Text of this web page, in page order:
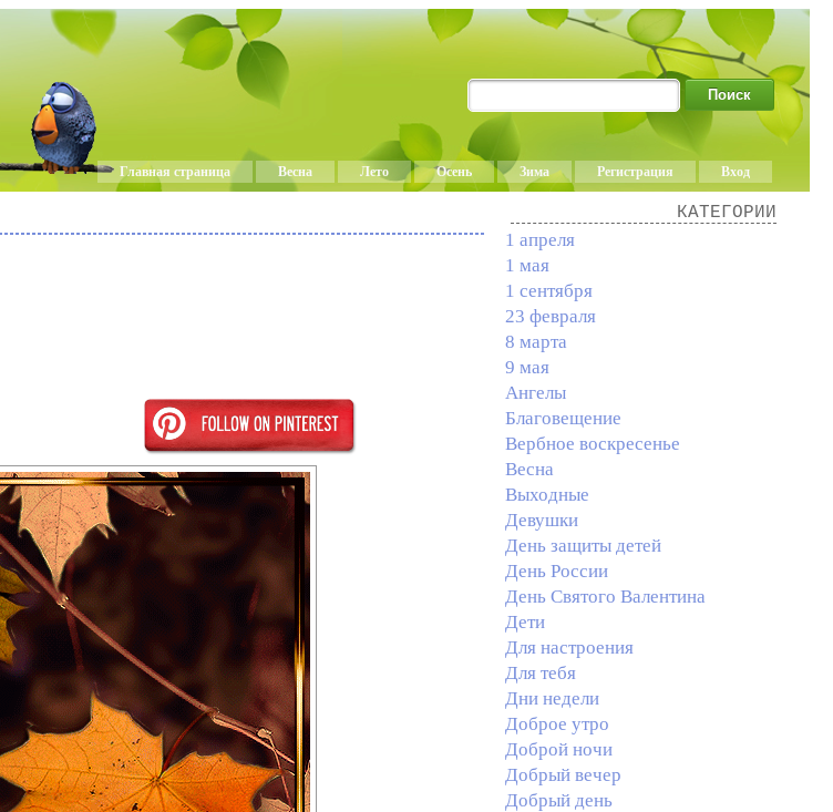
Главная страница Весна Лето Осень Зима Регистрация Вход
КАТЕГОРИИ
1 апреля
1 мая
1 сентября
23 февраля
8 марта
9 мая
Ангелы
Благовещение
Вербное воскресенье
Весна
Выходные
Девушки
День защиты детей
День России
День Святого Валентина
Дети
Для настроения
Для тебя
Дни недели
Доброе утро
Доброй ночи
Добрый вечер
Добрый день